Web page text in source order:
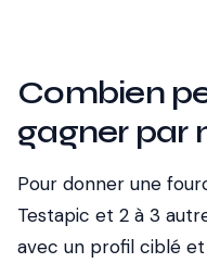
Combien
gagner par
Pour donner une
Testapic et 2 à 3
avec un profil ciblé